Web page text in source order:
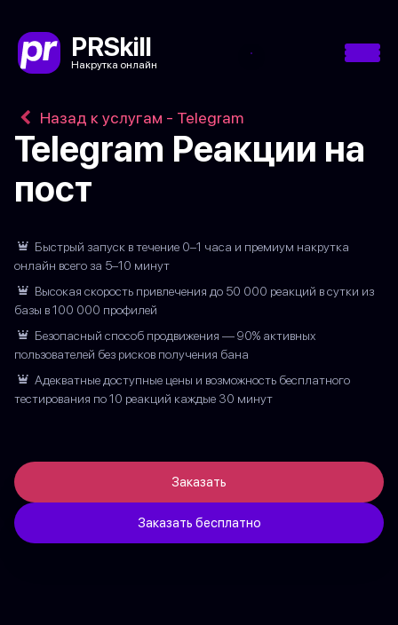
PRSkill
Накрутка онлайн
Назад к услугам - Telegram
Telegram Реакции на
пост
Быстрый запуск в течение 0–1 часа и премиум накрутка
онлайн всего за 5–10 минут
Высокая скорость привлечения до 50 000 реакций в сутки из
базы в 100 000 профилей
Безопасный способ продвижения — 90% активных
пользователей без рисков получения бана
Адекватные доступные цены и возможность бесплатного
тестирования по 10 реакций каждые 30 минут
Заказать
Заказать бесплатно